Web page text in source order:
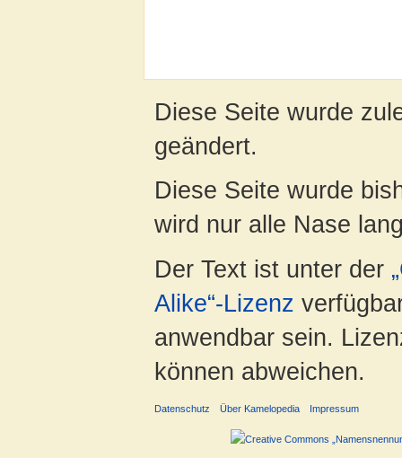
Diese Seite wurde
geändert.
Diese Seite wurde
wird nur alle Nase
Der Text ist unter der
Alike“-Lizenz
anwendbar sein.
können abweichen.
Datenschutz Über Kamelopedia Impressum